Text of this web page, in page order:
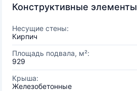
Конструктивные элементы
Несущие стены:
Кирпич
Площадь подвала, м²:
929
Крыша:
Железобетонные